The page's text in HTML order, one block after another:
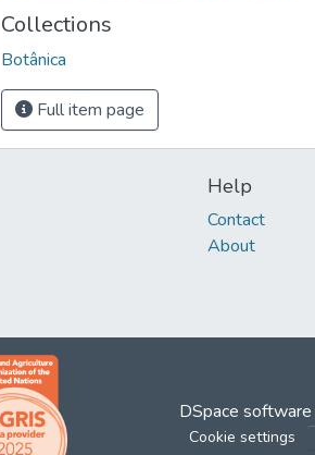
Collections
Botânica
Full item page
Help
Contact
About
DSpace software
Cookie settings